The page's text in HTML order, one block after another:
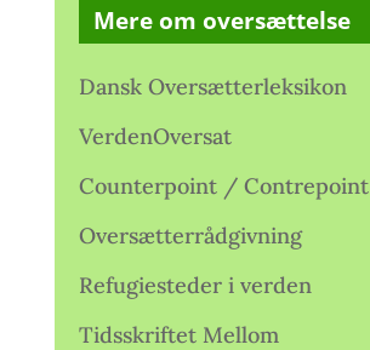
Mere om oversættelse
Dansk Oversætterleksikon
VerdenOversat
Counterpoint / Contrepoint
Oversætterrådgivning
Refugiesteder i verden
Tidsskriftet Mellom